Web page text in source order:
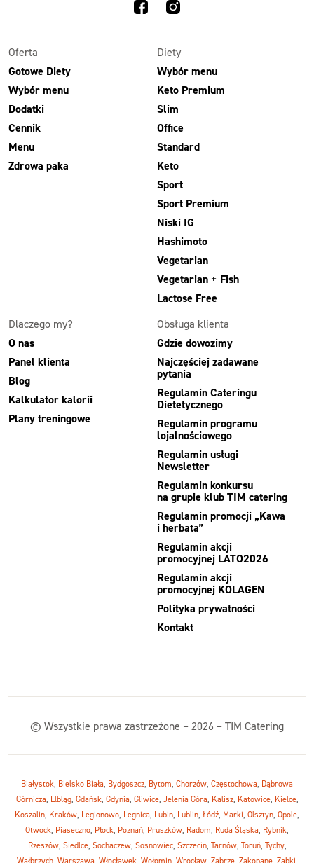
Oferta
Gotowe Diety
Wybór menu
Dodatki
Cennik
Menu
Zdrowa paka
Diety
Wybór menu
Keto Premium
Slim
Office
Standard
Keto
Sport
Sport Premium
Niski IG
Hashimoto
Vegetarian
Vegetarian + Fish
Lactose Free
Dlaczego my?
O nas
Panel klienta
Blog
Kalkulator kalorii
Plany treningowe
Obsługa klienta
Gdzie dowozimy
Najczęściej zadawane
pytania
Regulamin Cateringu
Dietetycznego
Regulamin programu
lojalnościowego
Regulamin usługi
Newsletter
Regulamin konkursu
na grupie klub TIM catering
Regulamin promocji „Kawa
i herbata”
Regulamin akcji
promocyjnej LATO2026
Regulamin akcji
promocyjnej KOLAGEN
Polityka prywatności
Kontakt
© Wszystkie prawa zastrzeżone – 2026 – TIM Catering
Białystok, Bielsko Biała, Bydgoszcz, Bytom, Chorzów, Częstochowa, Dąbrowa
Górnicza, Elbląg, Gdańsk, Gdynia, Gliwice, Jelenia Góra, Kalisz, Katowice, Kielce,
Koszalin, Kraków, Legionowo, Legnica, Lubin, Lublin, Łódź, Marki, Olsztyn, Opole,
Otwock, Piaseczno, Płock, Poznań, Pruszków, Radom, Ruda Śląska, Rybnik,
Rzeszów, Siedlce, Sochaczew, Sosnowiec, Szczecin, Tarnów, Toruń, Tychy,
Wałbrzych, Warszawa Włocławek Wołomin, Wrocław, Zabrze, Zakopane, Ząbki